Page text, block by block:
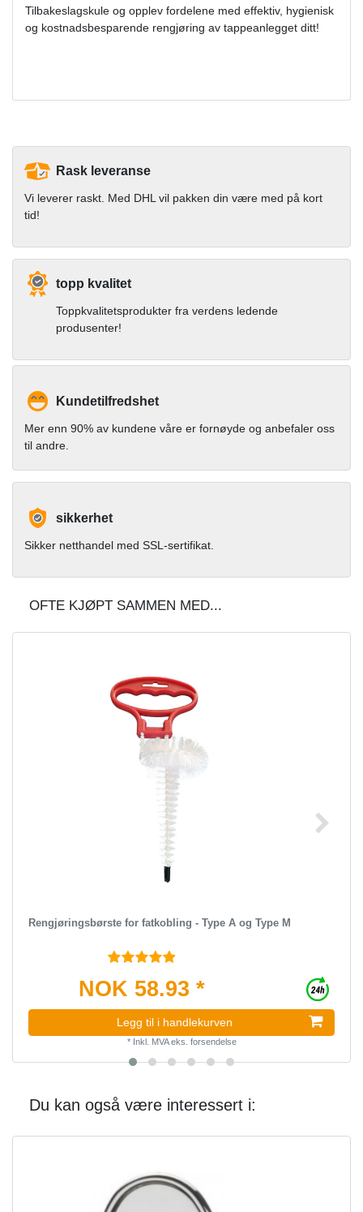
Tilbakeslagskule og opplev fordelene med effektiv, hygienisk
og kostnadsbesparende rengjøring av tappeanlegget ditt!
Rask leveranse
Vi leverer raskt. Med DHL vil pakken din være med på kort
tid!
topp kvalitet
Toppkvalitetsprodukter fra verdens ledende
produsenter!
Kundetilfredshet
Mer enn 90% av kundene våre er fornøyde og anbefaler oss
til andre.
sikkerhet
Sikker netthandel med SSL-sertifikat.
OFTE KJØPT SAMMEN MED...
Rengjøringsbørste for fatkobling - Type A og Type M
NOK 58.93 *
Legg til i handlekurven
* Inkl. MVAeks. forsendelse
Du kan også være interessert i: